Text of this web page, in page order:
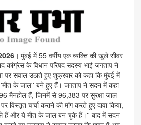
मुंबई में 55 वर्षीय एक व्यक्ति की खुले सीवर
कांग्रेस के विधान परिषद सदस्य भाई जगताप ने
पर सवाल उठाते हुए शुक्रवार को कहा कि मुंबई में
के जाल'' बने हुए हैं। जगताप ने सदन में कहा
मैनहोल हैं, जिनमें से 96,383 पर सुरक्षा जाल
विस्तृत चर्चा कराने की मांग करते हुए दावा किया,
हैं और ये मौत के जाल बन चुके हैं।'' बाद में सदन